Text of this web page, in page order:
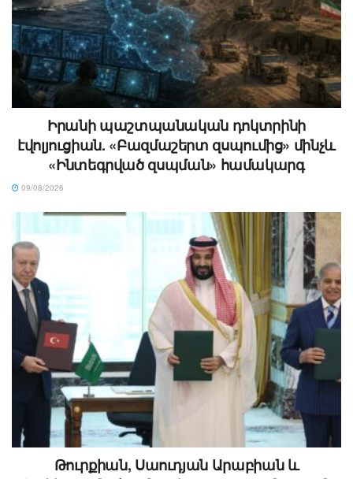
Իրանի պաշտպանական դոկտրինի
էվոլյուցիան. «Բազմաշերտ զսպումից» մինչև
«Ինտեգրված զսպման» համակարգ
09/08/2026
Թուրքիան, Սաուդյան Արաբիան և